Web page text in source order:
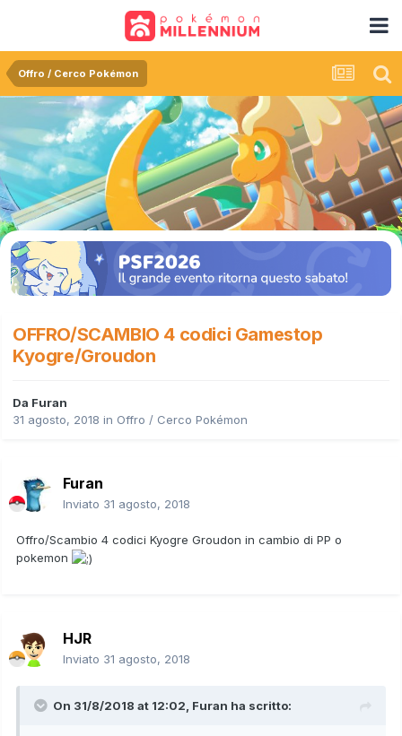
Offro / Cerco Pokémon
OFFRO/SCAMBIO 4 codici Gamestop
Kyogre/Groudon
Da Furan
31 agosto, 2018 in Offro / Cerco Pokémon
Furan
Inviato 31 agosto, 2018
Offro/Scambio 4 codici Kyogre Groudon in cambio di PP o
pokemon
HJR
Inviato 31 agosto, 2018
On 31/8/2018 at 12:02, Furan ha scritto: